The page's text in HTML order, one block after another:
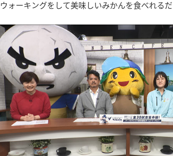
ウォーキングをして美味しいみかんを食べれる